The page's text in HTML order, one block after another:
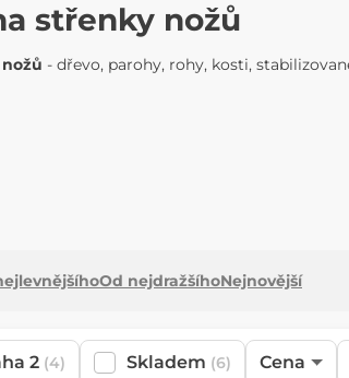
střenky nožů
- dřevo, parohy, rohy, kosti,
Od nejdražšíhoNejnovější
2 (4) Skladem (6) Cena